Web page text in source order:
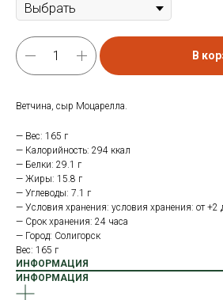
В
Ветчина, сыр Моцарелла.
— Вес: 165 г
— Калорийность: 294 ккал
— Белки: 29.1 г
— Жиры: 15.8 г
— Углеводы: 7.1 г
— Условия хранения: условия хранения: от +2
— Срок хранения: 24 часа
— Город: Солигорск
Вес: 165 г
ИНФОРМАЦИЯ
ИНФОРМАЦИЯ